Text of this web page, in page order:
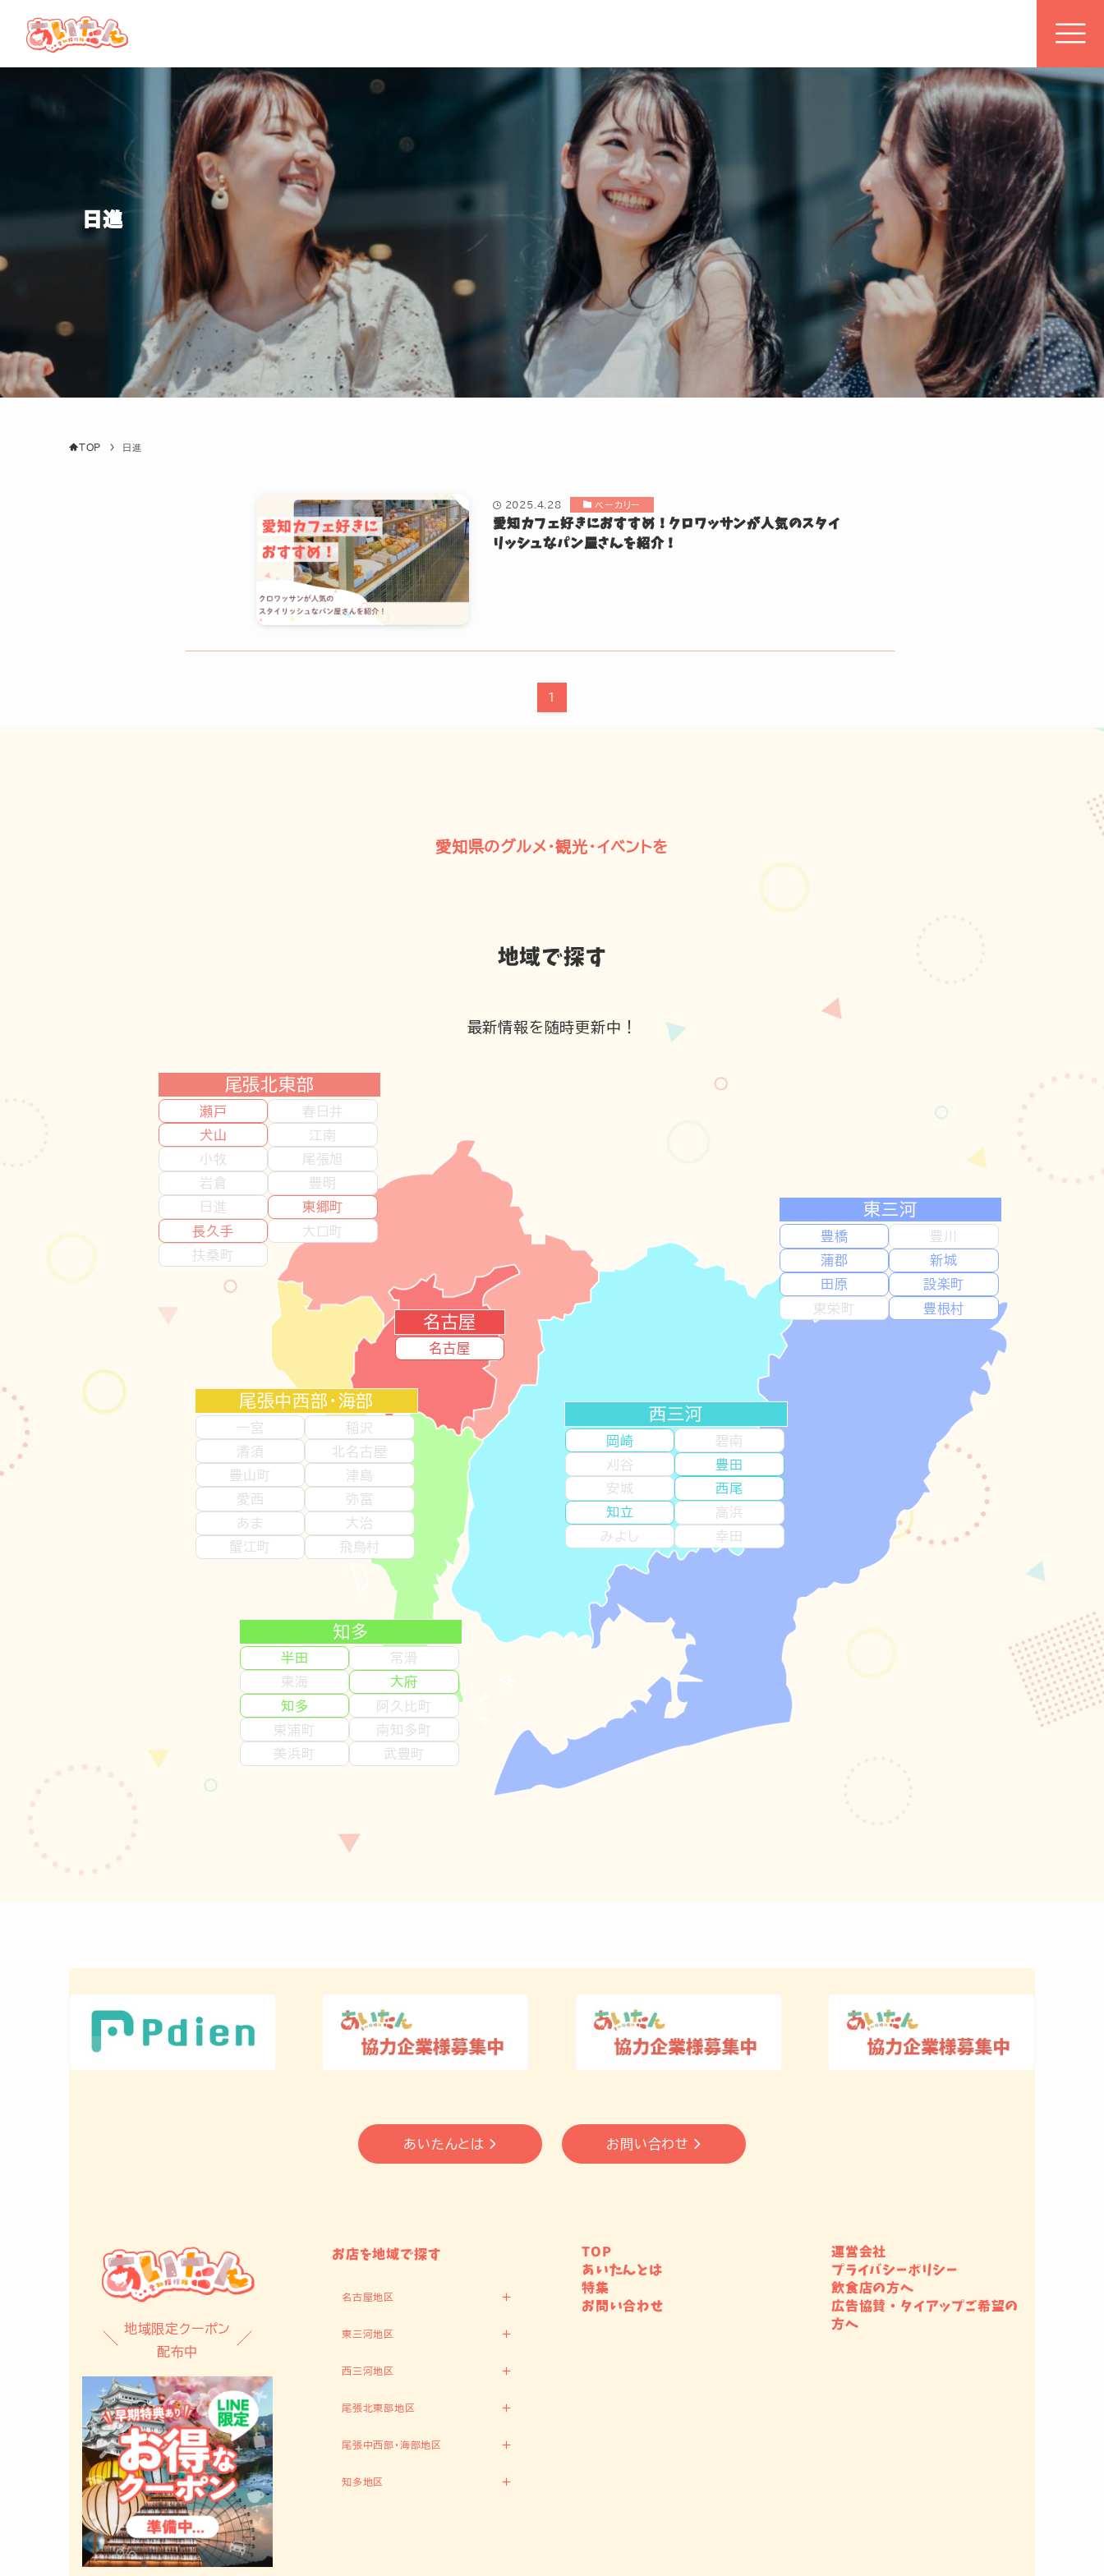
TOP
あいたんとは
グルメ・観光・イベントを
地図から探す
キーワードで探す
特集
運営会社
広告協賛・タイアップご希望
の方へ
日進
TOP 日進
愛知カフェ好きにおすすめ！クロワッサンが人気のスタイ
リッシュなパン屋さんを紹介！
2025.4.28 ベーカリー
1
愛知県のグルメ・観光・イベントを
地域で探す
最新情報を随時更新中！
尾張北東部
瀬戸
春日井
犬山
江南
小牧
尾張旭
岩倉
豊明
日進
東郷町
長久手
大口町
扶桑町
名古屋
名古屋
東三河
豊橋
豊川
蒲郡
新城
田原
設楽町
東栄町
豊根村
尾張中西部・海部
一宮
稲沢
清須
北名古屋
豊山町
津島
愛西
弥富
あま
大治
蟹江町
飛鳥村
知多
半田
常滑
東海
大府
知多
阿久比町
東浦町
南知多町
美浜町
武豊町
西三河
岡崎
碧南
刈谷
豊田
安城
西尾
知立
高浜
みよし
幸田
あいたんとは お問い合わせ
地域限定クーポン
配布中
お店を地域で探す
名古屋地区
東三河地区
西三河地区
尾張北東部地区
尾張中西部・海部地区
知多地区
TOP
あいたんとは
特集
お問い合わせ
運営会社
プライバシーポリシー
飲食店の方へ
広告協賛・タイアップご希望の
方へ